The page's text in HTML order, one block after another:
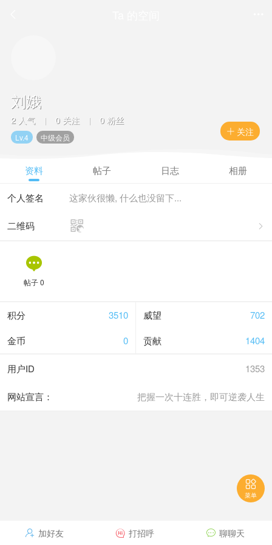
 关注
刘娥
2 人气 | 0 关注 | 0 粉丝
Lv.4 中级会员
资料 帖子 日志 相册
这家伙很懒, 什么也没留下...
个人签名


二维码

帖子 0
3510
积分 702
威望
0
金币 1404
贡献
1353
用户ID
把握一次十连胜，即可逆袭人生
网站宣言：
 加好友  打招呼  聊聊天

菜单